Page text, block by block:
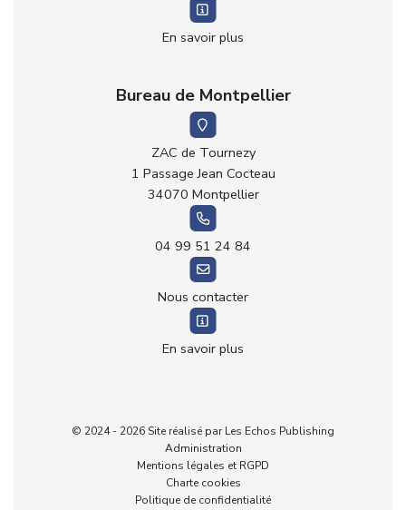
Demande de devis
04 66 05 00 00
En savoir plus
Bureau de Montpellier
ZAC de Tournezy
1 Passage Jean Cocteau
34070 Montpellier
04 99 51 24 84
Nous contacter
En savoir plus
© 2024 - 2026 Site réalisé par Les Echos Publishing
Administration
Mentions légales et RGPD
Charte cookies
Politique de confidentialité